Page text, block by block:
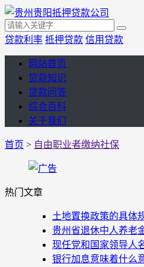
贷款利率 抵押贷款 信用贷款
网站首页
贷款知识
贷款问答
综合百科
关于我们
首页 > 自由职业者缴纳社保
热门文章
土地置换政策的具体
贵州省退休中人养老
现任党和国家领导人
银行加息意味着什么